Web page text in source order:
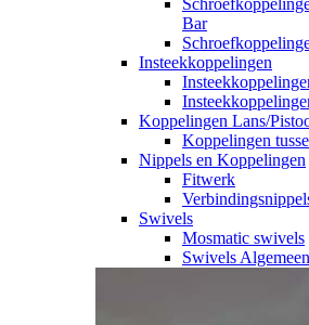
Bar
Insteekkoppelingen
Koppelingen Lans/
Koppelingen
Nippels en Koppelingen
Fitwerk
Swivels
Mosmatic swivels
Swivels Algemeen